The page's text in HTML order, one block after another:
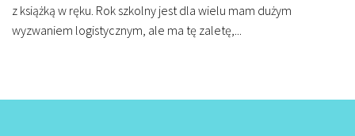
Lifestyle
Kultura
z książką w ręku. Rok szkolny jest dla wielu mam dużym
wyzwaniem logistycznym, ale ma tę zaletę,...